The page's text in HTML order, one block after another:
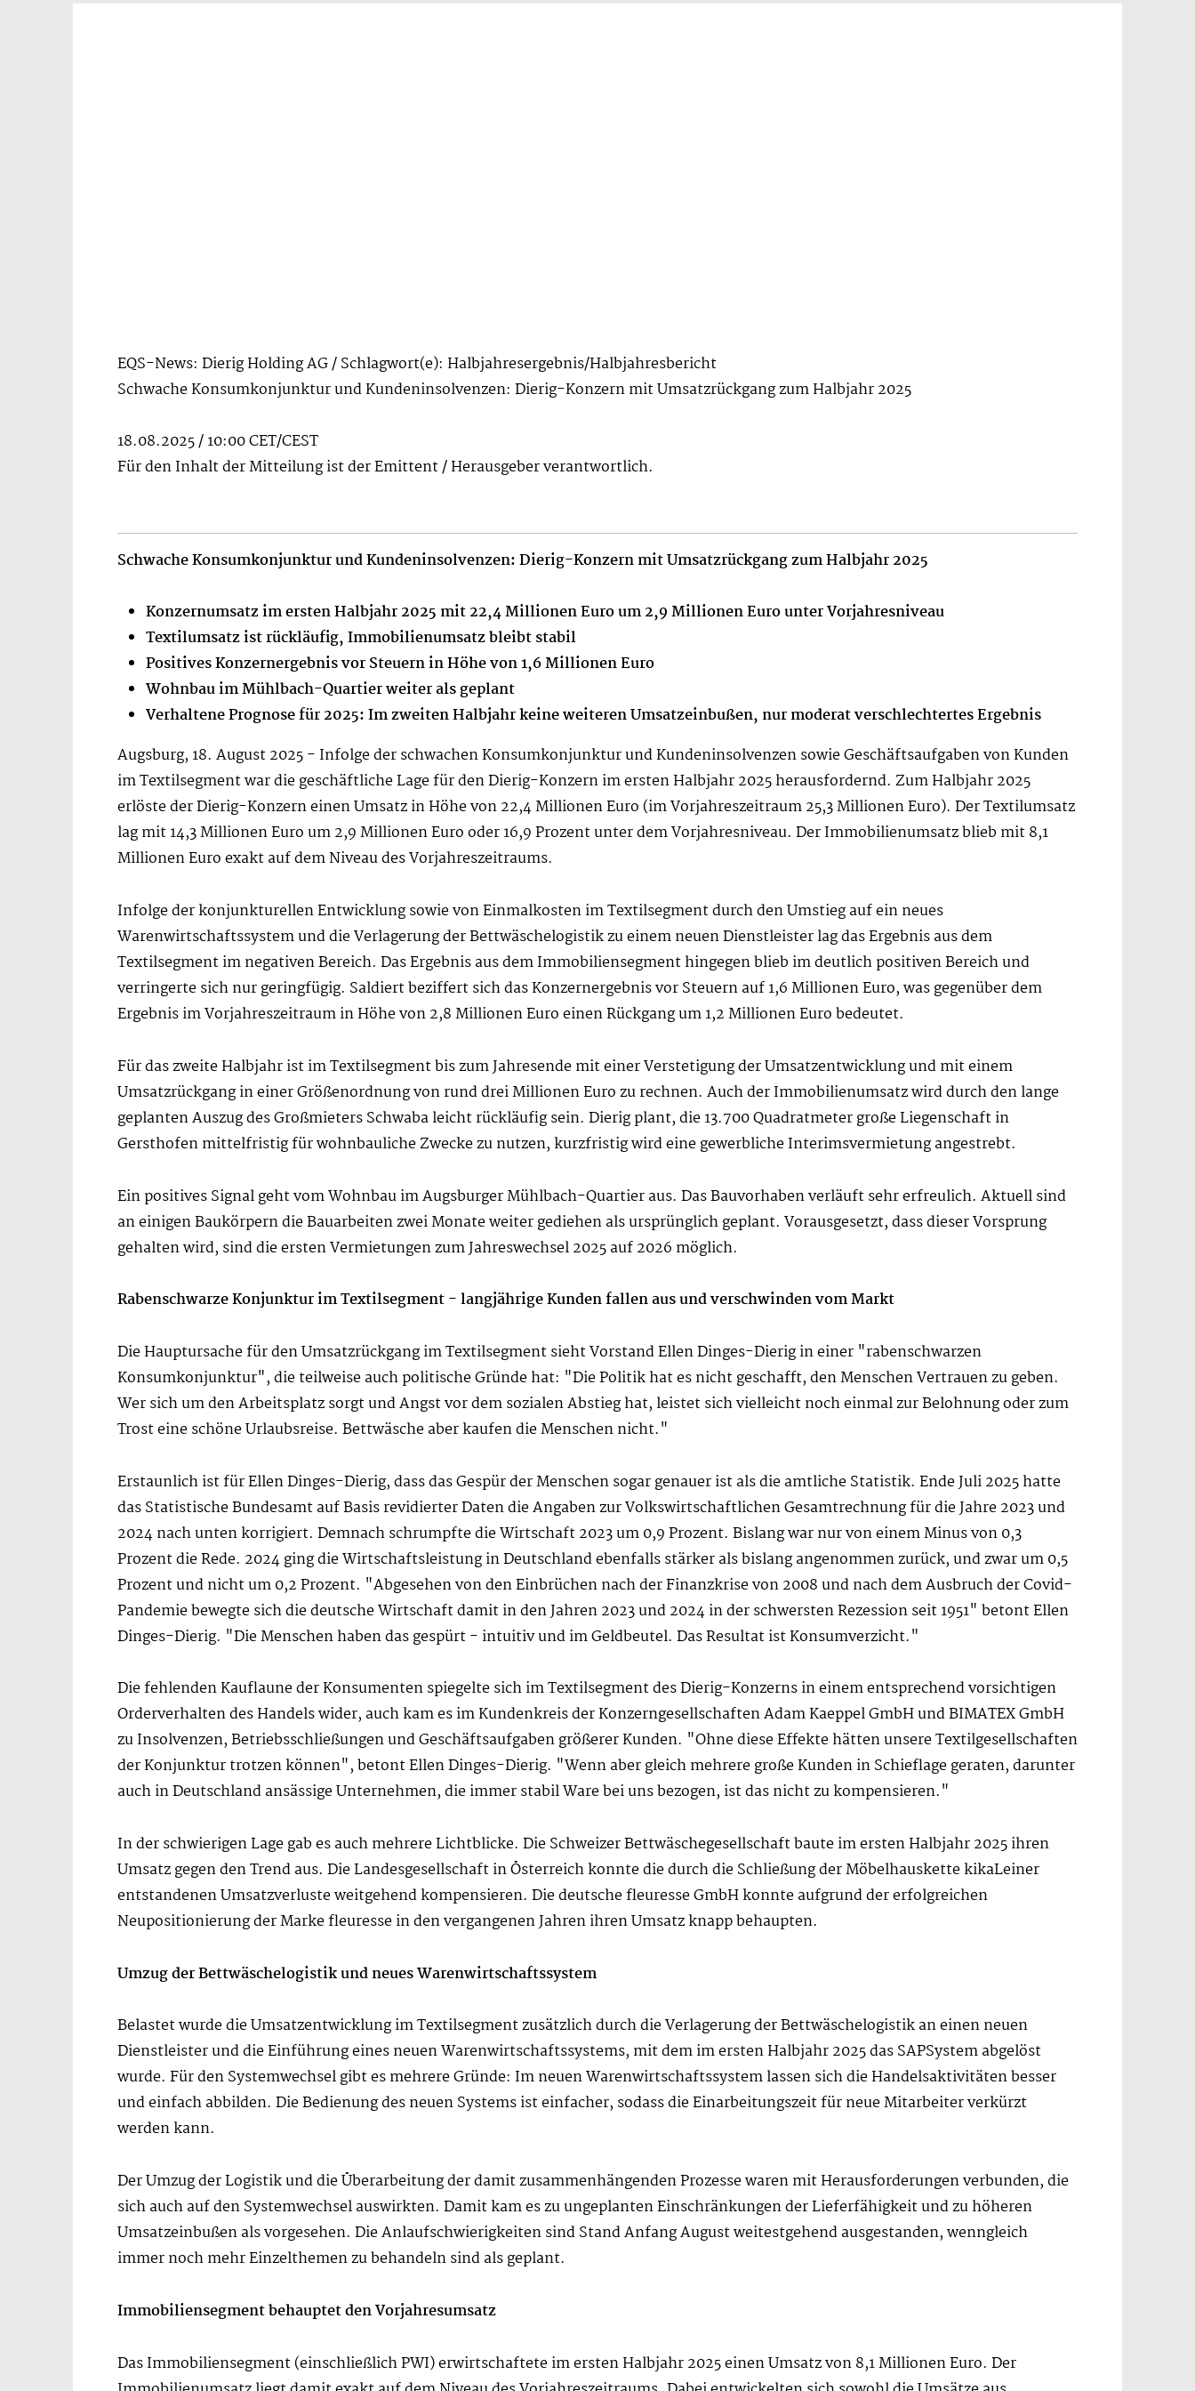
EQS-News: Dierig Holding AG / Schlagwort(e): Halbjahresergebnis/Halbjahresbericht
Schwache Konsumkonjunktur und Kundeninsolvenzen: Dierig-Konzern mit Umsatzrückgang zum Halbjahr 2025
18.08.2025 / 10:00 CET/CEST
Für den Inhalt der Mitteilung ist der Emittent / Herausgeber verantwortlich.
Schwache Konsumkonjunktur und Kundeninsolvenzen: Dierig-Konzern mit Umsatzrückgang zum Halbjahr 2025
Konzernumsatz im ersten Halbjahr 2025 mit 22,4 Millionen Euro um 2,9 Millionen Euro unter Vorjahresniveau
Textilumsatz ist rückläufig, Immobilienumsatz bleibt stabil
Positives Konzernergebnis vor Steuern in Höhe von 1,6 Millionen Euro
Wohnbau im Mühlbach-Quartier weiter als geplant
Verhaltene Prognose für 2025: Im zweiten Halbjahr keine weiteren Umsatzeinbußen, nur moderat verschlechtertes Ergebnis
Augsburg, 18. August 2025 - Infolge der schwachen Konsumkonjunktur und Kundeninsolvenzen sowie Geschäftsaufgaben von Kunden
im Textilsegment war die geschäftliche Lage für den Dierig-Konzern im ersten Halbjahr 2025 herausfordernd. Zum Halbjahr 2025
erlöste der Dierig-Konzern einen Umsatz in Höhe von 22,4 Millionen Euro (im Vorjahreszeitraum 25,3 Millionen Euro). Der Textilumsatz
lag mit 14,3 Millionen Euro um 2,9 Millionen Euro oder 16,9 Prozent unter dem Vorjahresniveau. Der Immobilienumsatz blieb mit 8,1
Millionen Euro exakt auf dem Niveau des Vorjahreszeitraums.
Infolge der konjunkturellen Entwicklung sowie von Einmalkosten im Textilsegment durch den Umstieg auf ein neues
Warenwirtschaftssystem und die Verlagerung der Bettwäschelogistik zu einem neuen Dienstleister lag das Ergebnis aus dem
Textilsegment im negativen Bereich. Das Ergebnis aus dem Immobiliensegment hingegen blieb im deutlich positiven Bereich und
verringerte sich nur geringfügig. Saldiert beziffert sich das Konzernergebnis vor Steuern auf 1,6 Millionen Euro, was gegenüber dem
Ergebnis im Vorjahreszeitraum in Höhe von 2,8 Millionen Euro einen Rückgang um 1,2 Millionen Euro bedeutet.
Für das zweite Halbjahr ist im Textilsegment bis zum Jahresende mit einer Verstetigung der Umsatzentwicklung und mit einem
Umsatzrückgang in einer Größenordnung von rund drei Millionen Euro zu rechnen. Auch der Immobilienumsatz wird durch den lange
geplanten Auszug des Großmieters Schwaba leicht rückläufig sein. Dierig plant, die 13.700 Quadratmeter große Liegenschaft in
Gersthofen mittelfristig für wohnbauliche Zwecke zu nutzen, kurzfristig wird eine gewerbliche Interimsvermietung angestrebt.
Ein positives Signal geht vom Wohnbau im Augsburger Mühlbach-Quartier aus. Das Bauvorhaben verläuft sehr erfreulich. Aktuell sind
an einigen Baukörpern die Bauarbeiten zwei Monate weiter gediehen als ursprünglich geplant. Vorausgesetzt, dass dieser Vorsprung
gehalten wird, sind die ersten Vermietungen zum Jahreswechsel 2025 auf 2026 möglich.
Rabenschwarze Konjunktur im Textilsegment - langjährige Kunden fallen aus und verschwinden vom Markt
Die Hauptursache für den Umsatzrückgang im Textilsegment sieht Vorstand Ellen Dinges-Dierig in einer "rabenschwarzen
Konsumkonjunktur", die teilweise auch politische Gründe hat: "Die Politik hat es nicht geschafft, den Menschen Vertrauen zu geben.
Wer sich um den Arbeitsplatz sorgt und Angst vor dem sozialen Abstieg hat, leistet sich vielleicht noch einmal zur Belohnung oder zum
Trost eine schöne Urlaubsreise. Bettwäsche aber kaufen die Menschen nicht."
Erstaunlich ist für Ellen Dinges-Dierig, dass das Gespür der Menschen sogar genauer ist als die amtliche Statistik. Ende Juli 2025 hatte
das Statistische Bundesamt auf Basis revidierter Daten die Angaben zur Volkswirtschaftlichen Gesamtrechnung für die Jahre 2023 und
2024 nach unten korrigiert. Demnach schrumpfte die Wirtschaft 2023 um 0,9 Prozent. Bislang war nur von einem Minus von 0,3
Prozent die Rede. 2024 ging die Wirtschaftsleistung in Deutschland ebenfalls stärker als bislang angenommen zurück, und zwar um 0,5
Prozent und nicht um 0,2 Prozent. "Abgesehen von den Einbrüchen nach der Finanzkrise von 2008 und nach dem Ausbruch der Covid-
Pandemie bewegte sich die deutsche Wirtschaft damit in den Jahren 2023 und 2024 in der schwersten Rezession seit 1951" betont Ellen
Dinges-Dierig. "Die Menschen haben das gespürt - intuitiv und im Geldbeutel. Das Resultat ist Konsumverzicht."
Die fehlenden Kauflaune der Konsumenten spiegelte sich im Textilsegment des Dierig-Konzerns in einem entsprechend vorsichtigen
Orderverhalten des Handels wider, auch kam es im Kundenkreis der Konzerngesellschaften Adam Kaeppel GmbH und BIMATEX GmbH
zu Insolvenzen, Betriebsschließungen und Geschäftsaufgaben größerer Kunden. "Ohne diese Effekte hätten unsere Textilgesellschaften
der Konjunktur trotzen können", betont Ellen Dinges-Dierig. "Wenn aber gleich mehrere große Kunden in Schieflage geraten, darunter
auch in Deutschland ansässige Unternehmen, die immer stabil Ware bei uns bezogen, ist das nicht zu kompensieren."
In der schwierigen Lage gab es auch mehrere Lichtblicke. Die Schweizer Bettwäschegesellschaft baute im ersten Halbjahr 2025 ihren
Umsatz gegen den Trend aus. Die Landesgesellschaft in Österreich konnte die durch die Schließung der Möbelhauskette kikaLeiner
entstandenen Umsatzverluste weitgehend kompensieren. Die deutsche fleuresse GmbH konnte aufgrund der erfolgreichen
Neupositionierung der Marke fleuresse in den vergangenen Jahren ihren Umsatz knapp behaupten.
Umzug der Bettwäschelogistik und neues Warenwirtschaftssystem
Belastet wurde die Umsatzentwicklung im Textilsegment zusätzlich durch die Verlagerung der Bettwäschelogistik an einen neuen
Dienstleister und die Einführung eines neuen Warenwirtschaftssystems, mit dem im ersten Halbjahr 2025 das SAPSystem abgelöst
wurde. Für den Systemwechsel gibt es mehrere Gründe: Im neuen Warenwirtschaftssystem lassen sich die Handelsaktivitäten besser
und einfach abbilden. Die Bedienung des neuen Systems ist einfacher, sodass die Einarbeitungszeit für neue Mitarbeiter verkürzt
werden kann.
Der Umzug der Logistik und die Überarbeitung der damit zusammenhängenden Prozesse waren mit Herausforderungen verbunden, die
sich auch auf den Systemwechsel auswirkten. Damit kam es zu ungeplanten Einschränkungen der Lieferfähigkeit und zu höheren
Umsatzeinbußen als vorgesehen. Die Anlaufschwierigkeiten sind Stand Anfang August weitestgehend ausgestanden, wenngleich
immer noch mehr Einzelthemen zu behandeln sind als geplant.
Immobiliensegment behauptet den Vorjahresumsatz
Das Immobiliensegment (einschließlich PWI) erwirtschaftete im ersten Halbjahr 2025 einen Umsatz von 8,1 Millionen Euro. Der